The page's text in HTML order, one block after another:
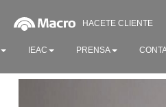
HACETE CLIENTE
IEAC PRENSA